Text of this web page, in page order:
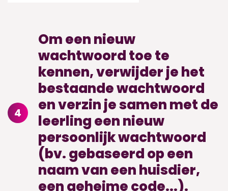
4
Om een nieuw
wachtwoord toe te
kennen, verwijder je het
bestaande wachtwoord
en verzin je samen met de
leerling een nieuw
persoonlijk wachtwoord
(bv. gebaseerd op een
naam van een huisdier,
een geheime code...).